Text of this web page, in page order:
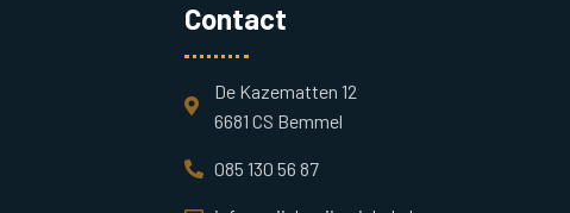
Contact
De Kazematten 12
6681 CS Bemmel
085 130 56 87